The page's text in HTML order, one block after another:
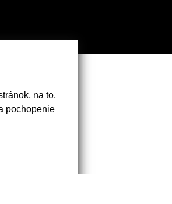
na to,
pochopenie